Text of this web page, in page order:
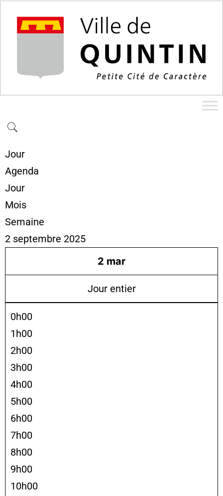
Jour
Agenda
Jour
Mois
Semaine
2 septembre 2025
2 mar
Jour entier
0h00
1h00
2h00
3h00
4h00
5h00
6h00
7h00
8h00
9h00
10h00